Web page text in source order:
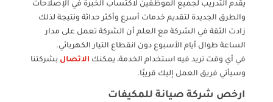
يقدم التدريب لجميع الموظفين لاكتساب الخبرة في الإصلاحات
والطرق الجديدة لتقديم خدمات أسرع وأكثر حداثة ونتيجة لذلك
زادت الثقة في الشركة مع العلم أن الشركة تعمل على مدار
الساعة طوال أيام الأسبوع دون انقطاع التيار الكهربائي.
في أي وقت تريد فيه استخدام الخدمة، يمكنك الاتصال بشركتنا
وسيأتي فريق العمل إليك قريبًا.
ارخص شركة صيانة للمكيفات